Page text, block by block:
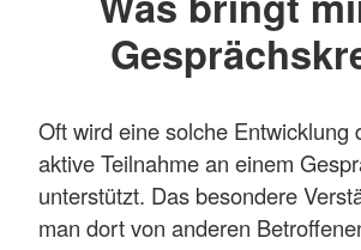
Oft wird eine solche Entwicklung
aktive Teilnahme an einem
unterstützt. Das besondere
man dort von anderen